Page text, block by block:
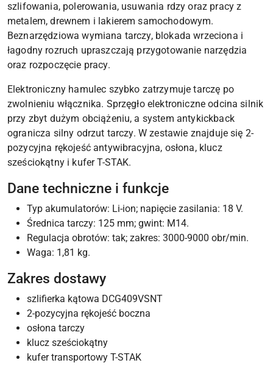
szlifowania, polerowania, usuwania rdzy oraz pracy z
metalem, drewnem i lakierem samochodowym.
Beznarzędziowa wymiana tarczy, blokada wrzeciona i
łagodny rozruch upraszczają przygotowanie narzędzia
oraz rozpoczęcie pracy.
Elektroniczny hamulec szybko zatrzymuje tarczę po
zwolnieniu włącznika. Sprzęgło elektroniczne odcina silnik
przy zbyt dużym obciążeniu, a system antykickback
ogranicza silny odrzut tarczy. W zestawie znajduje się 2-
pozycyjna rękojeść antywibracyjna, osłona, klucz
sześciokątny i kufer T-STAK.
Dane techniczne i funkcje
Typ akumulatorów: Li-ion; napięcie zasilania: 18 V.
Średnica tarczy: 125 mm; gwint: M14.
Regulacja obrotów: tak; zakres: 3000-9000 obr/min.
Waga: 1,81 kg.
Zakres dostawy
szlifierka kątowa DCG409VSNT
2-pozycyjna rękojeść boczna
osłona tarczy
klucz sześciokątny
kufer transportowy T-STAK